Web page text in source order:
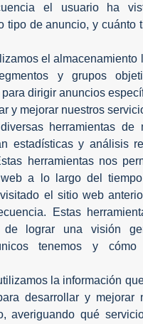
el usuario ha
tipo de anuncio, y cuánto
el almacenamiento
y grupos
dirigir anuncios
y mejorar nuestros
herramientas de
estadísticas y análisis
herramientas nos
web a lo largo del
el sitio web
Estas
de lograr una visión
tenemos y cómo
la información
desarrollar y mejorar
averiguando qué